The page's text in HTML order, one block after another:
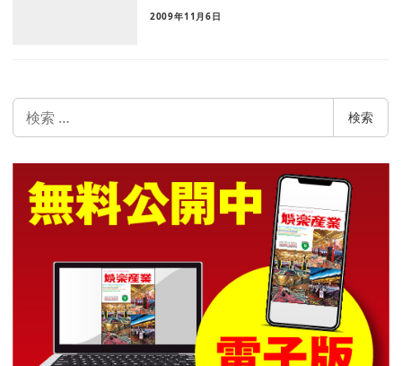
2009年11月6日
索
検索